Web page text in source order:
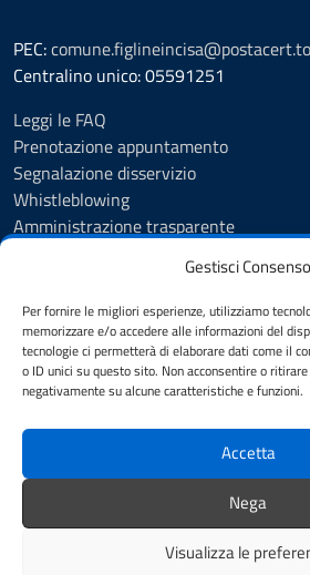
Gestisci Consenso
Per fornire le migliori esperienze, utilizziamo
memorizzare e/o accedere alle informazioni del
tecnologie ci permetterà di elaborare dati come il
o ID unici su questo sito. Non acconsentire o
negativamente su alcune caratteristiche e funzioni.
Accetta
Nega
Visualizza le
PEC:
Centralino unico: 05591251
Leggi le FAQ
Prenotazione appuntamento
Segnalazione disservizio
Whistleblowing
Amministrazione trasparente
Albo Pretorio
Cookie Policy
Informativa privacy
Dichiarazione di accessibilità
SEGUICI SU
Facebook Instagram